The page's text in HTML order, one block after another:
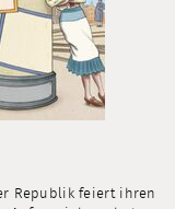
Republik feiert ihren